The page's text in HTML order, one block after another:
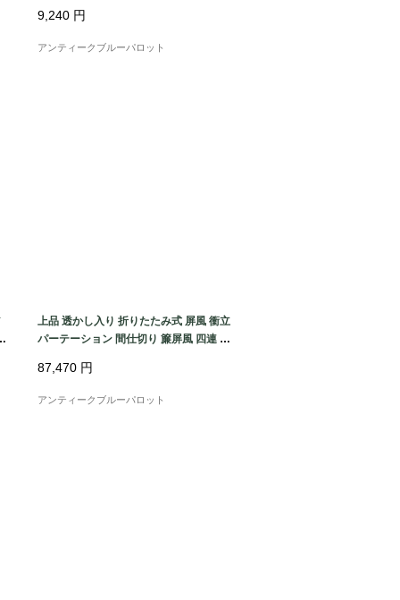
9,240 円
アンティークブルーパロット
上品 透かし入り 折りたたみ式 屏風 衝立
パーテーション 間仕切り 簾屏風 四連 4
インテリア
87,470 円
アンティークブルーパロット